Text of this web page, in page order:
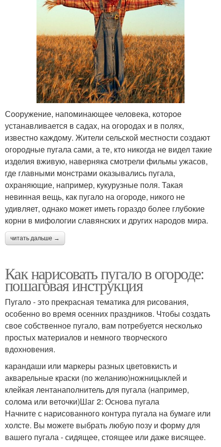
Сооружение, напоминающее человека, которое
устанавливается в садах, на огородах и в полях,
известно каждому. Жители сельской местности создают
огородные пугала сами, а те, кто никогда не видел такие
изделия вживую, наверняка смотрели фильмы ужасов,
где главными монстрами оказывались пугала,
охраняющие, например, кукурузные поля. Такая
невинная вещь, как пугало на огороде, никого не
удивляет, однако может иметь гораздо более глубокие
корни в мифологии славянских и других народов мира.
читать дальше →
Как нарисовать пугало в огороде:
пошаговая инструкция
Пугало - это прекрасная тематика для рисования,
особенно во время осенних праздников. Чтобы создать
свое собственное пугало, вам потребуется несколько
простых материалов и немного творческого
вдохновения.
карандаши или маркеры разных цветовкисть и
акварельные краски (по желанию)ножницыклей и
клейкая лентанаполнитель для пугала (например,
солома или веточки)Шаг 2: Основа пугала
Начните с нарисованного контура пугала на бумаге или
холсте. Вы можете выбрать любую позу и форму для
вашего пугала - сидящее, стоящее или даже висящее.